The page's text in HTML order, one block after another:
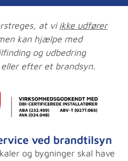
at vi ikke udfører
kan hjælpe med
og udbedring
efter et brandsyn.
ved brandtilsyn
og bygninger skal have